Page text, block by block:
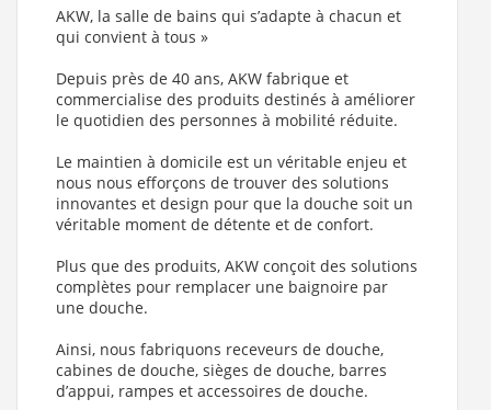
Receveur de douche adapté PMR et Séniors ONYX Exclusif
Blanc 80X140cm (Classe antidérapant : PN24 : adhérence
forte , Taille du receveur : 80x140 cm
Receveur de douche adapté PMR et Séniors ONYX Exclusif
Blanc 70x160cm (Classe antidérapant : PN24 : adhérence
forte , Taille du receveur : 70x160 cm)
Blanc 90X140cm (Classe antidérapant : PN24 : adhérence
forte , Taille du receveur : 90x140 cm)
Receveur de douche adapté PMR et Séniors ONYX Exclusif
Blanc 80X160cm (Classe antidérapant : PN24 : adhérence
Receveur de douche adapté PMR et Séniors ONYX Exclusif
Blanc 70x170cm (Classe antidérapant : PN24 : adhérence
forte , Taille du receveur : 70x170 cm
Blanc 90X160cm (Classe antidérapant : PN24 : adhérence
forte , Taille du receveur : 90x160 cm)
Receveur de douche adapté PMR et Séniors ONYX Exclusif
AKW, la salle de bains qui s’adapte à chacun et
qui convient à tous »
Depuis près de 40 ans, AKW fabrique et
commercialise des produits destinés à améliorer
le quotidien des personnes à mobilité réduite.
Le maintien à domicile est un véritable enjeu et
nous nous efforçons de trouver des solutions
innovantes et design pour que la douche soit un
véritable moment de détente et de confort.
Plus que des produits, AKW conçoit des solutions
complètes pour remplacer une baignoire par
une douche.
Ainsi, nous fabriquons receveurs de douche,
cabines de douche, sièges de douche, barres
d’appui, rampes et accessoires de douche.